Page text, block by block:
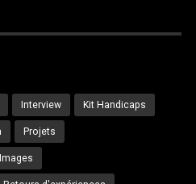
Interview Kit Handicaps
Projets